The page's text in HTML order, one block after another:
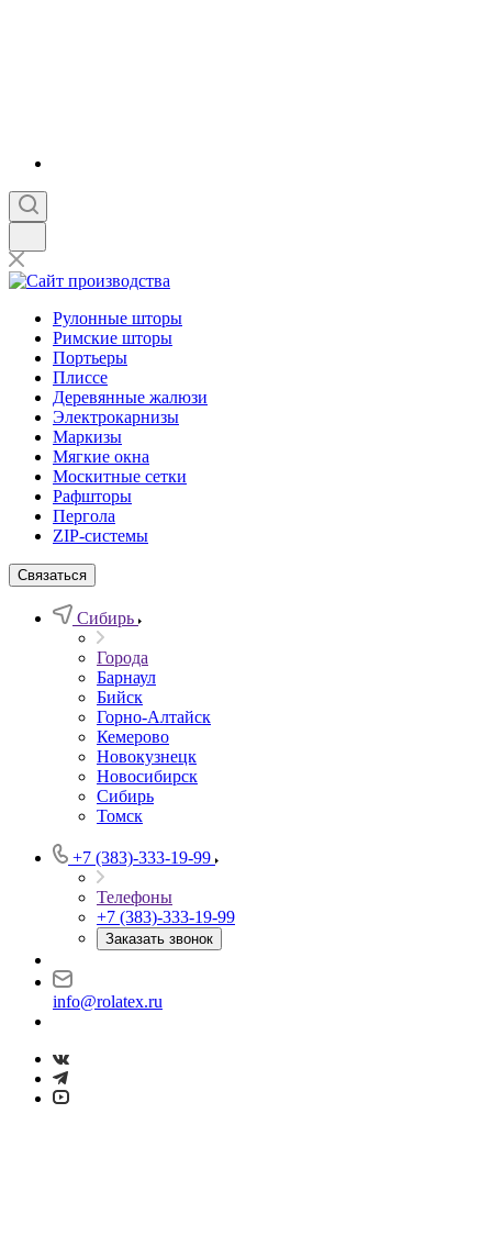
Рулонные шторы
Римские шторы
Портьеры
Плиссе
Деревянные жалюзи
Электрокарнизы
Маркизы
Мягкие окна
Москитные сетки
Рафшторы
Пергола
ZIP-системы
Связаться
Сибирь
Города
Барнаул
Бийск
Горно-Алтайск
Кемерово
Новокузнецк
Новосибирск
Сибирь
Томск
+7 (383)-333-19-99
Телефоны
+7 (383)-333-19-99
Заказать звонок
info@rolatex.ru